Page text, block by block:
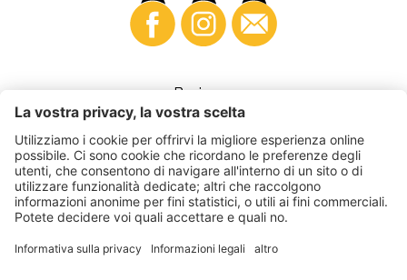
Business
©2026 VI.P coop. soc. agricola
Part. IVA • IT00725570212